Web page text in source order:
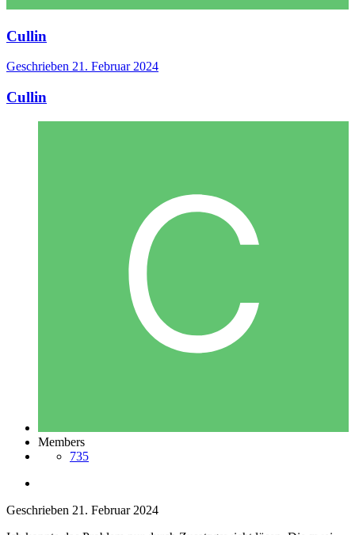
Cullin
Geschrieben 21. Februar 2024
Cullin
Members
735
Geschrieben 21. Februar 2024